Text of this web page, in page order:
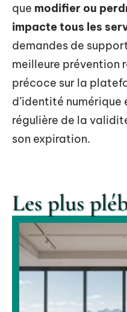
que modifier ou
impacte tous les
demandes de
meilleure prévention
précoce sur la
d’identité
régulière de la
son expiration.
Les plus